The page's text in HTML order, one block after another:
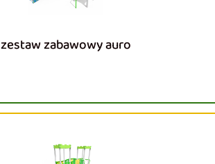
zestaw zabawowy auro